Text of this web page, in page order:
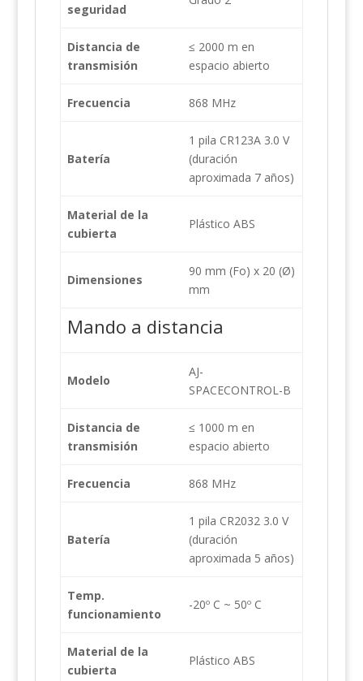
seguridad
Distancia de
transmisión
≤ 2000 m en
espacio abierto
Frecuencia 868 MHz
Batería
1 pila CR123A 3.0 V
(duración
aproximada 7 años)
Material de la
cubierta
Plástico ABS
Dimensiones
90 mm (Fo) x 20 (Ø)
mm
Mando a distancia
Modelo
AJ-
SPACECONTROL-B
Distancia de
transmisión
≤ 1000 m en
espacio abierto
Frecuencia 868 MHz
Batería
1 pila CR2032 3.0 V
(duración
aproximada 5 años)
Temp.
funcionamiento
-20º C ~ 50º C
Material de la
cubierta
Plástico ABS